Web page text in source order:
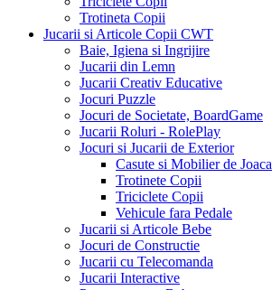
Trotineta Copii
Jucarii si Articole Copii CWT
Baie, Igiena si Ingrijire
Jucarii din Lemn
Jucarii Creativ Educative
Jocuri Puzzle
Jocuri de Societate, BoardGame
Jucarii Roluri - RolePlay
Jocuri si Jucarii de Exterior
Casute si Mobilier de Joaca
Trotinete Copii
Triciclete Copii
Vehicule fara Pedale
Jucarii si Articole Bebe
Jocuri de Constructie
Jucarii cu Telecomanda
Jucarii Interactive